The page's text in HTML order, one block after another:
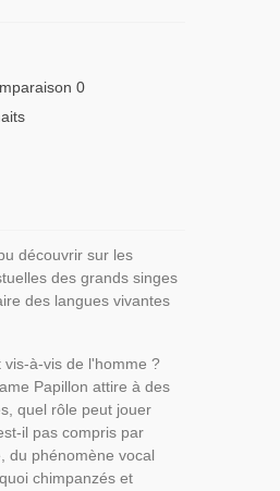
0
découvrir sur les
des grands singes
des langues vivantes
à-vis de l'homme ?
Papillon attire à des
quel rôle peut jouer
il pas compris par
du phénomène vocal
chimpanzés et